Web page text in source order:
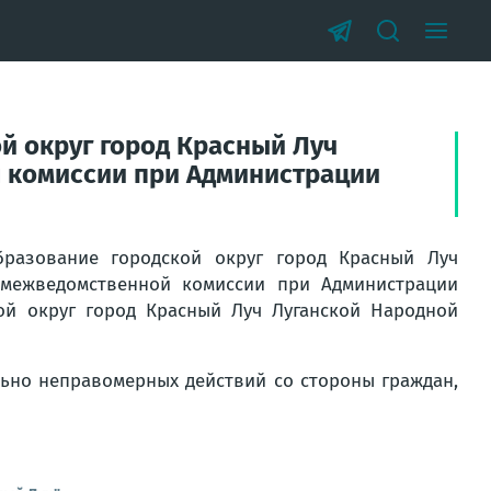
округ город Красный Луч
при Администрации
городской округ город Красный Луч
комиссии при Администрации
округ город Красный Луч Луганской Народной
неправомерных действий со стороны граждан,